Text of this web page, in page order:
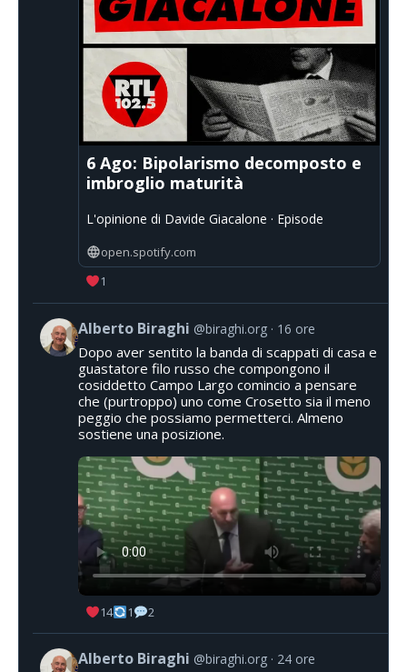
6 Ago: Bipolarismo decomposto e
imbroglio maturità
L'opinione di Davide Giacalone · Episode
open.spotify.com
1
Alberto Biraghi @biraghi.org 16 ore
Dopo aver sentito la banda di scappati di casa e
guastatore filo russo che compongono il
cosiddetto Campo Largo comincio a pensare
che (purtroppo) uno come Crosetto sia il meno
peggio che possiamo permetterci. Almeno
sostiene una posizione.
14 1 2
Alberto Biraghi @biraghi.org 24 ore